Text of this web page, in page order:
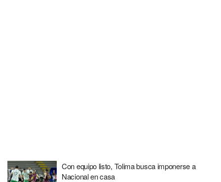
Con equipo listo, Tolima busca imponerse a
Nacional en casa